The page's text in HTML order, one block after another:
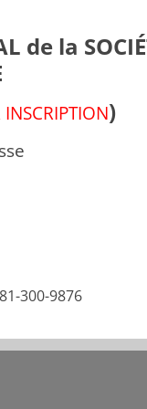
de la
)
300-9876